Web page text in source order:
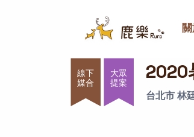
2020暑假服務
大眾
提案
2020
台北市 林